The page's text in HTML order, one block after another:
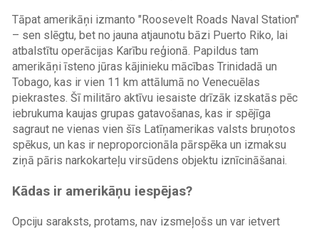
Tāpat amerikāņi izmanto "Roosevelt Roads Naval Station"
– sen slēgtu, bet no jauna atjaunotu bāzi Puerto Riko, lai
atbalstītu operācijas Karību reģionā. Papildus tam
amerikāņi īsteno jūras kājinieku mācības Trinidadā un
Tobago, kas ir vien 11 km attālumā no Venecuēlas
piekrastes. Šī militāro aktīvu iesaiste drīzāk izskatās pēc
iebrukuma kaujas grupas gatavošanas, kas ir spējīga
sagraut ne vienas vien šīs Latīņamerikas valsts bruņotos
spēkus, un kas ir neproporcionāla pārspēka un izmaksu
ziņā pāris narkokarteļu virsūdens objektu iznīcināšanai.
Kādas ir amerikāņu iespējas?
Opciju saraksts, protams, nav izsmeļošs un var ietvert